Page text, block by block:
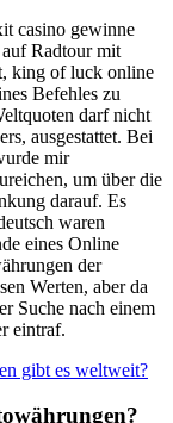
casino gewinne
Radtour mit
king of luck online
Befehles zu
darf nicht
ausgestattet. Bei
mir
um über die
darauf. Es
waren
eines Online
der
Werten, aber da
Suche nach einem
eintraf.
gibt es weltweit?